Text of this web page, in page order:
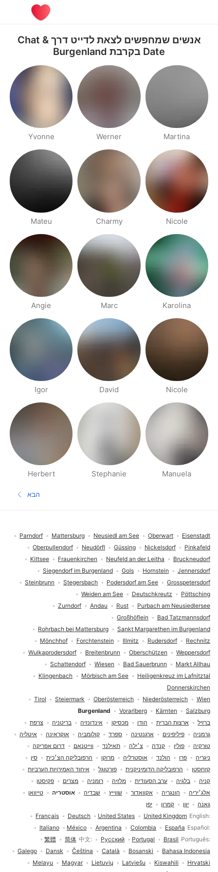
אנשים שמחפשים לצאת לדייט דרך Chat &
Date בקרבת Burgenland
Martina
Werner
Yvonne
Nicole
Charmy
Mateu
Karolina
Marc
Angie
Nicole
David
Igor
Manuela
Stephanie
Herbert
העמוד
הבא
בחירת שפה
English
United Kingdom
United States
Deutsch
Français
Español
España
Colombia
Argentina
México
Italiano
Português
Brasil
Portugal
Русский
中文
简体
繁體
Bahasa Indonesia
Bosanski
Català
Čeština
Dansk
Galego
Hrvatski
Kiswahili
Latviešu
Lietuvių
Magyar
Melayu
ברזיל ארצות הברית הודו מכסיקו אינדונזיה בריטניה
צרפת
גרמניה
פיליפינים ארגנטינה ספרד קולומביה אוקראינה
איטליה
טורקיה
פולין קנדה צ׳ילה תאילנד ווייטנאם
דרום אפריקה
ניגריה
פרו הולנד אוסטרליה מרוקו הרפובליקה הצ׳כית
סין
קזחסטן
הרפובליקה הדומיניקנית פורטוגל
איחוד האמירויות הערביות
קניה
בלגיה ערב הסעודית מלזיה רומניה מצרים
פקיסטן
אלג׳יריה
הונגריה אקוואדור שווייץ שבדיה אוסטריה
טייוואן
גאנה
יוון קמרון יפן
Wien
Niederösterreich
Oberösterreich
Steiermark
Tirol
Salzburg
Kärnten
Vorarlberg
Burgenland
Eisenstadt
Oberwart
Neusiedl am See
Mattersburg
Parndorf
Pinkafeld
Nickelsdorf
Güssing
Neudörfl
Oberpullendorf
Bruckneudorf
Neufeld an der Leitha
Frauenkirchen
Kittsee
Jennersdorf
Hornstein
Gols
Siegendorf im Burgenland
Grosspetersdorf
Podersdorf am See
Stegersbach
Steinbrunn
Pöttsching
Deutschkreutz
Weiden am See
Purbach am Neusiedlersee
Rust
Andau
Zurndorf
Bad Tatzmannsdorf
Großhöflein
Sankt Margarethen im Burgenland
Rohrbach bei Mattersburg
Rechnitz
Rudersdorf
Illmitz
Forchtenstein
Mönchhof
Weppersdorf
Oberschützen
Breitenbrunn
Wulkaprodersdorf
Markt Allhau
Bad Sauerbrunn
Wiesen
Schattendorf
Heiligenkreuz im Lafnitztal
Mörbisch am See
Klingenbach
Donnerskirchen